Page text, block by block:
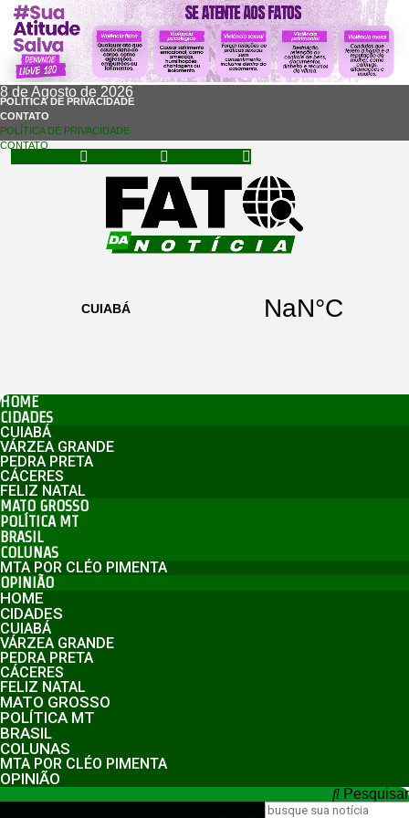
8 de Agosto de 2026
POLÍTICA DE PRIVACIDADE
CONTATO
POLÍTICA DE PRIVACIDADE
CONTATO
HOME
CIDADES
CUIABÁ
VÁRZEA GRANDE
PEDRA PRETA
CÁCERES
FELIZ NATAL
MATO GROSSO
POLÍTICA MT
BRASIL
COLUNAS
MTA POR CLÉO PIMENTA
OPINIÃO
HOME
CIDADES
CUIABÁ
VÁRZEA GRANDE
PEDRA PRETA
CÁCERES
FELIZ NATAL
MATO GROSSO
POLÍTICA MT
BRASIL
COLUNAS
MTA POR CLÉO PIMENTA
OPINIÃO
Pesquisar